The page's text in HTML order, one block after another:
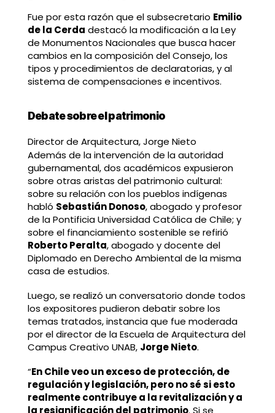
Fue por esta razón que el subsecretario Emilio
de la Cerda destacó la modificación a la Ley
de Monumentos Nacionales que busca hacer
cambios en la composición del Consejo, los
tipos y procedimientos de declaratorias, y al
sistema de compensaciones e incentivos.
Debate sobre el patrimonio
Director de Arquitectura, Jorge Nieto
Además de la intervención de la autoridad
gubernamental, dos académicos expusieron
sobre otras aristas del patrimonio cultural:
sobre su relación con los pueblos indígenas
habló Sebastián Donoso, abogado y profesor
de la Pontificia Universidad Católica de Chile; y
sobre el financiamiento sostenible se refirió
Roberto Peralta, abogado y docente del
Diplomado en Derecho Ambiental de la misma
casa de estudios.
Luego, se realizó un conversatorio donde todos
los expositores pudieron debatir sobre los
temas tratados, instancia que fue moderada
por el director de la Escuela de Arquitectura del
Campus Creativo UNAB, Jorge Nieto.
“En Chile veo un exceso de protección, de
regulación y legislación, pero no sé si esto
realmente contribuye a la revitalización y a
la resignificación del patrimonio. Si se